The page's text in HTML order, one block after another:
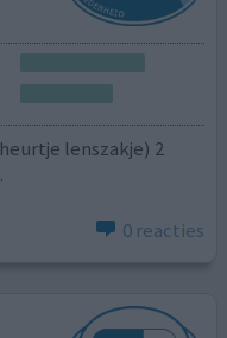
lenszakje) 2
0 reacties